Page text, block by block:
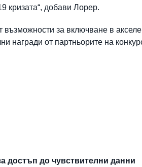
кризата“, добави Лорер.
възможности за включване в
от партньорите на
достъп до чувствителни данни